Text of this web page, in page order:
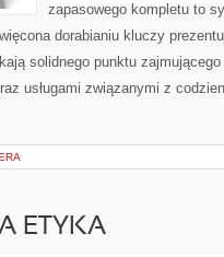
zapasowego kompletu to
dorabianiu kluczy
solidnego punktu
usługami związanymi z
ETYKA